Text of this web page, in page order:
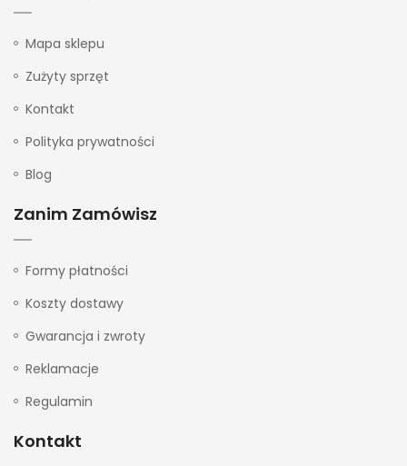
Mapa sklepu
Zużyty sprzęt
Kontakt
Polityka prywatności
Blog
Zanim Zamówisz
Formy płatności
Koszty dostawy
Gwarancja i zwroty
Reklamacje
Regulamin
Kontakt